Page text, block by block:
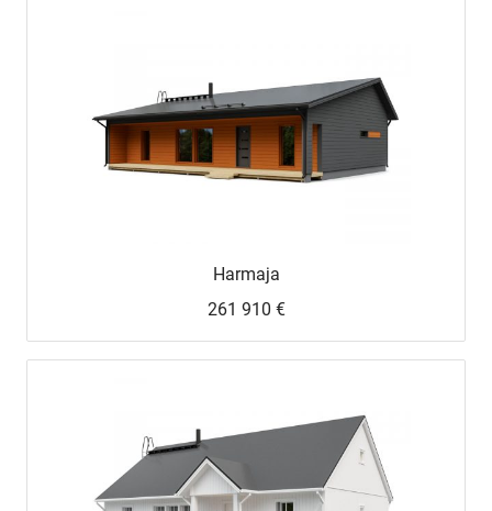
Harmaja
261 910 €
UNELMISTA